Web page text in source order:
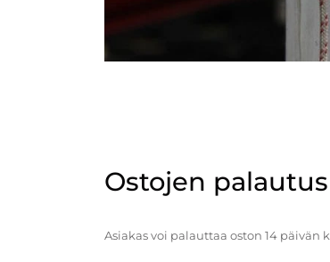
Ostojen palautus
Asiakas voi palauttaa oston 14 päivän